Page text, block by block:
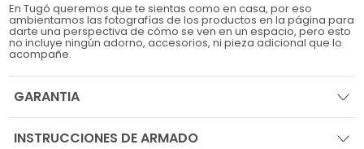
En Tugó queremos que te sientas como en casa, por eso
ambientamos las fotografías de los productos en la página para
darte una perspectiva de cómo se ven en un espacio, pero esto
no incluye ningún adorno, accesorios, ni pieza adicional que lo
acompañe.
GARANTIA
INSTRUCCIONES DE ARMADO